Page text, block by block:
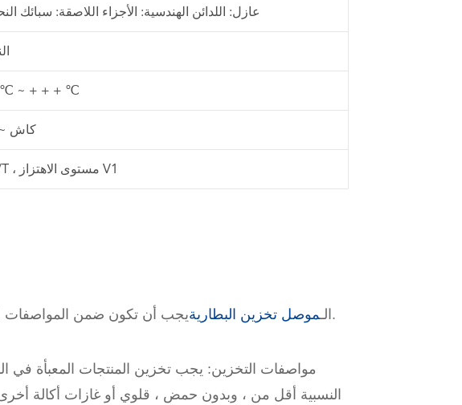
عازل: اللدائن الهندسية: الأجزاء اللاصقة: سبائك
℃ ~ + + + ℃
كاش
QC/T ، مستوى الاهتزاز V1
الـموصل تخزين البطارية
يجب أن تكون ضمن المواصفات التي توفر المنتجات وتثبيتها واستخدامها وصيانتها وفقًا للوثائق.
النسبية أقل من ، وبدون حمض ، قلوي أو غازات أكالة
WhatsApp (如 +85291234567)